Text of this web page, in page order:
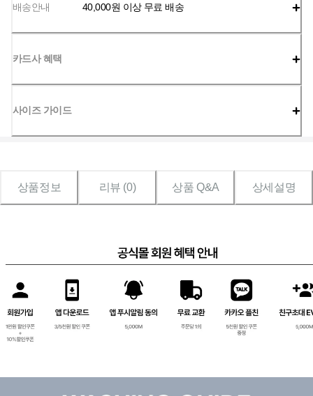
배송안내 40,000원 이상 무료 배송
카드사 혜택
사이즈 가이드
상품정보 리뷰 (0) 상품 Q&A 상세설명